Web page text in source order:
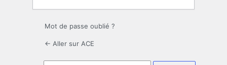
Mot de passe oublié ?
← Aller sur ACE